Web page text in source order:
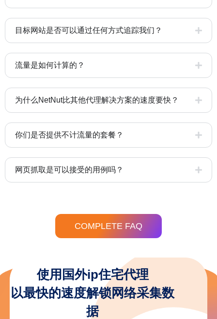
目标网站是否可以通过任何方式追踪我们？
流量是如何计算的？
为什么NetNut比其他代理解决方案的速度要快？
你们是否提供不计流量的套餐？
网页抓取是可以接受的用例吗？
COMPLETE FAQ
使用国外ip住宅代理
以最快的速度解锁网络采集数
据